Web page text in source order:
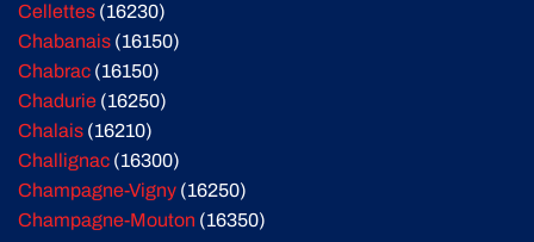
Cellettes (16230)
Chabanais (16150)
Chabrac (16150)
Chadurie (16250)
Chalais (16210)
Challignac (16300)
Champagne-Vigny (16250)
Champagne-Mouton (16350)